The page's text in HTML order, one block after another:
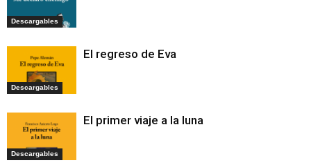
Descargables
Descargables
El regreso de Eva
Descargables
El primer viaje a la luna